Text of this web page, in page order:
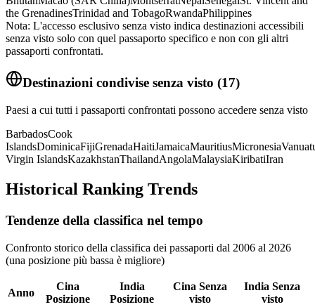
the GrenadinesTrinidad and TobagoRwandaPhilippines
Nota: L'accesso esclusivo senza visto indica destinazioni accessibili
senza visto solo con quel passaporto specifico e non con gli altri
passaporti confrontati.
Destinazioni condivise senza visto (17)
Paesi a cui tutti i passaporti confrontati possono accedere senza visto
BarbadosCook
IslandsDominicaFijiGrenadaHaitiJamaicaMauritiusMicronesia
Virgin IslandsKazakhstanThailandAngolaMalaysiaKiribatiIran
Historical Ranking Trends
Tendenze della classifica nel tempo
Confronto storico della classifica dei passaporti dal 2006 al 2026
(una posizione più bassa è migliore)
Anno
Cina
Posizione
India
Posizione
Cina Senza
visto
India Senza
visto